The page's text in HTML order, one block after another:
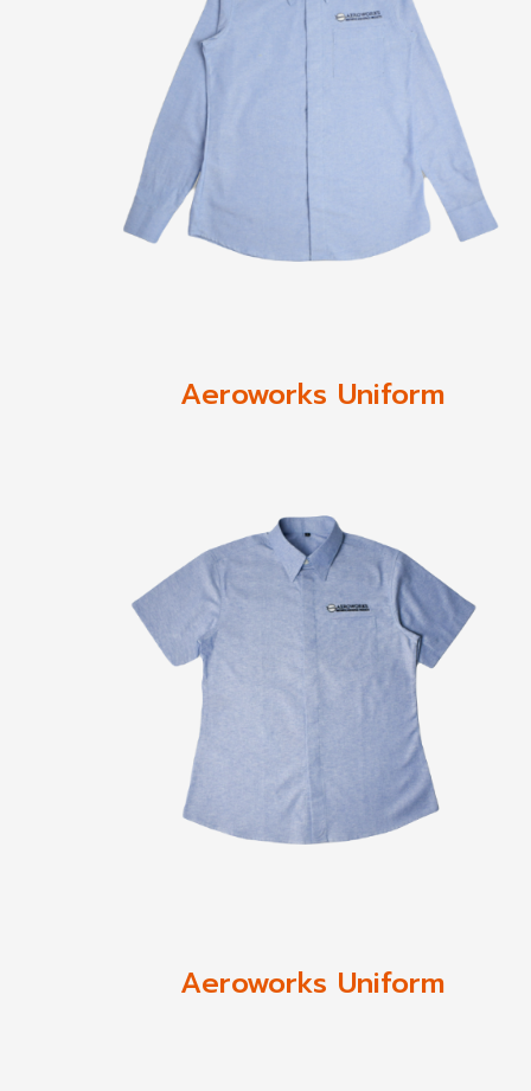
Aeroworks Uniform
Aeroworks Uniform